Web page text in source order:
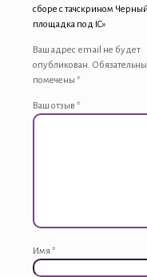
сборе с тачскрином Черный
площадка под IC»
Ваш адрес email не будет
опубликован.
помечены *
Ваш отзыв *
Имя *